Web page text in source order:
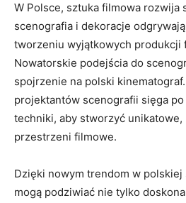
W Polsce, sztuka⁢ filmowa rozwija⁢
⁤scenografia i dekoracje
tworzeniu wyjątkowych produkcji⁢
Nowatorskie podejścia do
spojrzenie na polski
projektantów scenografii​ sięga
techniki, aby​ stworzyć unikatowe,
przestrzeni filmowe.
Dzięki nowym trendom w
mogą podziwiać nie tylko